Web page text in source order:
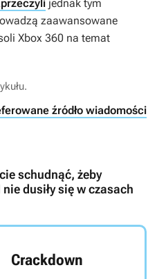
jednak tym
zaawansowane
Xbox 360 na temat
źródło wiadomości
schudnąć, żeby
dusiły się w czasach
Crackdown